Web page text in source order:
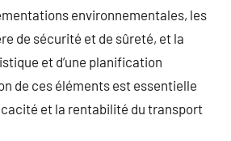
environnementales, les
de sécurité et de sûreté, et la
et d’une planification
de ces éléments est essentielle
et la rentabilité du transport